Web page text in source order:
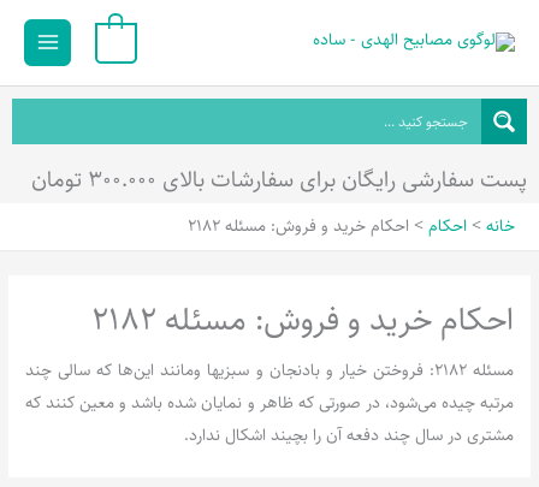
محتوا
Main
پست سفارشی رایگان برای سفارشات بالای ۳۰۰.۰۰۰ تومان
خانه احکام احکام خريد و فروش: مسئله 2182
احکام خرید و فروش: مسئله 2182
مسئله 2182: فروختن خیار و بادنجان و سبزیها ومانند این‌ها که سالی چند
مرتبه چیده می‌شود، در صورتی که ظاهر و نمایان شده باشد و معین کنند که
مشتری در سال چند دفعه آن را بچیند اشکال ندارد.